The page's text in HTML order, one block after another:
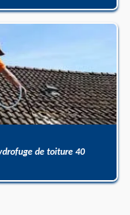
de toiture 40